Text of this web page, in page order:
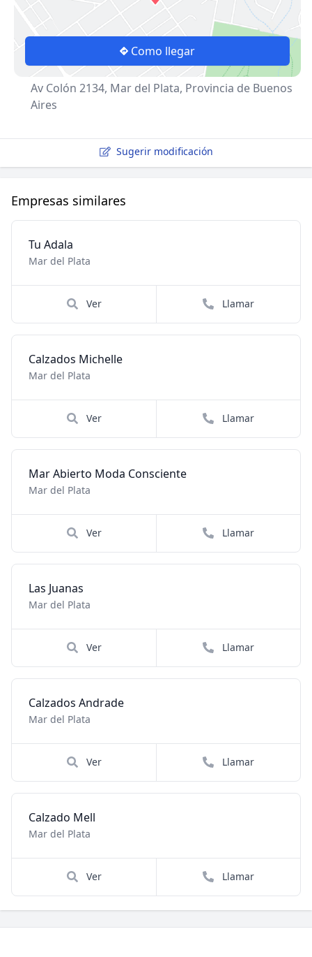
Como llegar
Av Colón 2134, Mar del Plata, Provincia de Buenos
Aires
Sugerir modificación
Empresas similares
Tu Adala
Mar del Plata
Ver Llamar
Calzados Michelle
Mar del Plata
Ver Llamar
Mar Abierto Moda Consciente
Mar del Plata
Ver Llamar
Las Juanas
Mar del Plata
Ver Llamar
Calzados Andrade
Mar del Plata
Ver Llamar
Calzado Mell
Mar del Plata
Ver Llamar